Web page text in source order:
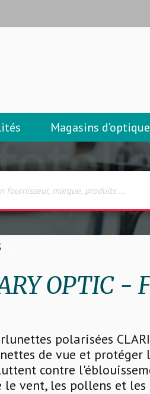
Magasins d’optique
OPTIC -
polarisées
de vue et
contre
le vent, les pollens et les